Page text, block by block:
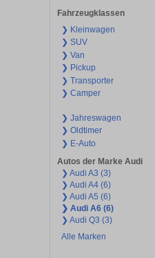
Fahrzeugklassen
❯ Kleinwagen
❯ SUV
❯ Van
❯ Pickup
❯ Transporter
❯ Camper
❯ Jahreswagen
❯ Oldtimer
❯ E-Auto
Autos der Marke Audi
❯ Audi A3 (3)
❯ Audi A4 (6)
❯ Audi A5 (6)
❯ Audi A6 (6)
❯ Audi Q3 (3)
Alle Marken